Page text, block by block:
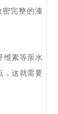
完整的漆
素等亲水
，这就需要